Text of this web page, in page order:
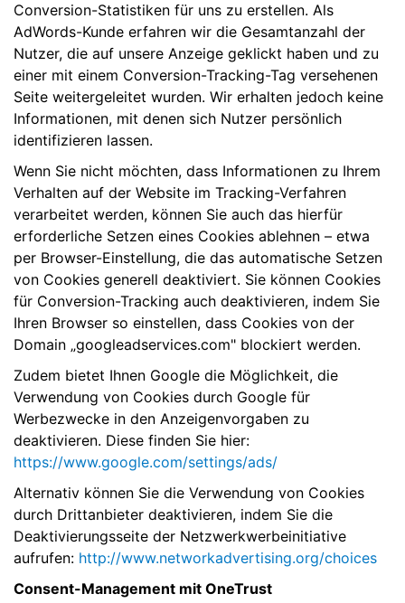
Conversion-Statistiken für uns zu erstellen. Als
AdWords-Kunde erfahren wir die Gesamtanzahl der
Nutzer, die auf unsere Anzeige geklickt haben und zu
einer mit einem Conversion-Tracking-Tag versehenen
Seite weitergeleitet wurden. Wir erhalten jedoch keine
Informationen, mit denen sich Nutzer persönlich
identifizieren lassen.
Wenn Sie nicht möchten, dass Informationen zu Ihrem
Verhalten auf der Website im Tracking-Verfahren
verarbeitet werden, können Sie auch das hierfür
erforderliche Setzen eines Cookies ablehnen – etwa
per Browser-Einstellung, die das automatische Setzen
von Cookies generell deaktiviert. Sie können Cookies
für Conversion-Tracking auch deaktivieren, indem Sie
Ihren Browser so einstellen, dass Cookies von der
Domain „googleadservices.com" blockiert werden.
Zudem bietet Ihnen Google die Möglichkeit, die
Verwendung von Cookies durch Google für
Werbezwecke in den Anzeigenvorgaben zu
deaktivieren. Diese finden Sie hier:
https://www.google.com/settings/ads/
Alternativ können Sie die Verwendung von Cookies
durch Drittanbieter deaktivieren, indem Sie die
Deaktivierungsseite der Netzwerkwerbeinitiative
aufrufen: http://www.networkadvertising.org/choices
Consent-Management mit OneTrust